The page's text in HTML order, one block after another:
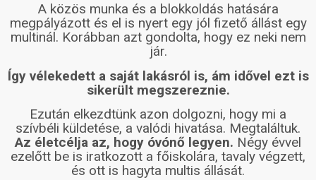
A közös munka és a blokkoldás hatására
megpályázott és el is nyert egy jól fizető állást egy
multinál. Korábban azt gondolta, hogy ez neki nem
jár.
Így vélekedett a saját lakásról is, ám idővel ezt is
sikerült megszereznie.
Ezután elkezdtünk azon dolgozni, hogy mi a
szívbéli küldetése, a valódi hivatása. Megtaláltuk.
Az életcélja az, hogy óvónő legyen. Négy évvel
ezelőtt be is iratkozott a főiskolára, tavaly végzett,
és ott is hagyta multis állását.